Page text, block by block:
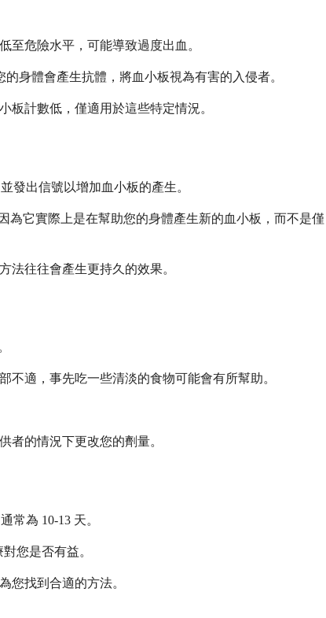
至危險水平，可能導致過度出血。
身體會產生抗體，將血小板視為有害的入侵者。
計數低，僅適用於這些特定情況。
發出信號以增加血小板的產生。
為它實際上是在幫助您的身體產生新的血小板，而不是僅
法往往會產生更持久的效果。
適，事先吃一些清淡的食物可能會有所幫助。
者的情況下更改您的劑量。
常為 10-13 天。
您是否有益。
您找到合適的方法。